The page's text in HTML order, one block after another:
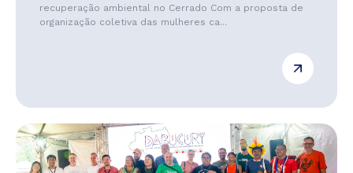
recuperação ambiental no Cerrado Com a proposta de
organização coletiva das mulheres ca...